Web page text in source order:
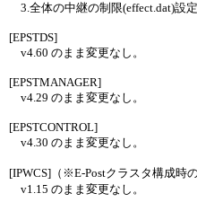
3.全体の中継の制限(effect.dat)設
[EPSTDS]
v4.60 のまま変更なし。
[EPSTMANAGER]
v4.29 のまま変更なし。
[EPSTCONTROL]
v4.30 のまま変更なし。
[IPWCS]（※E-Postクラスタ構成時の
v1.15 のまま変更なし。